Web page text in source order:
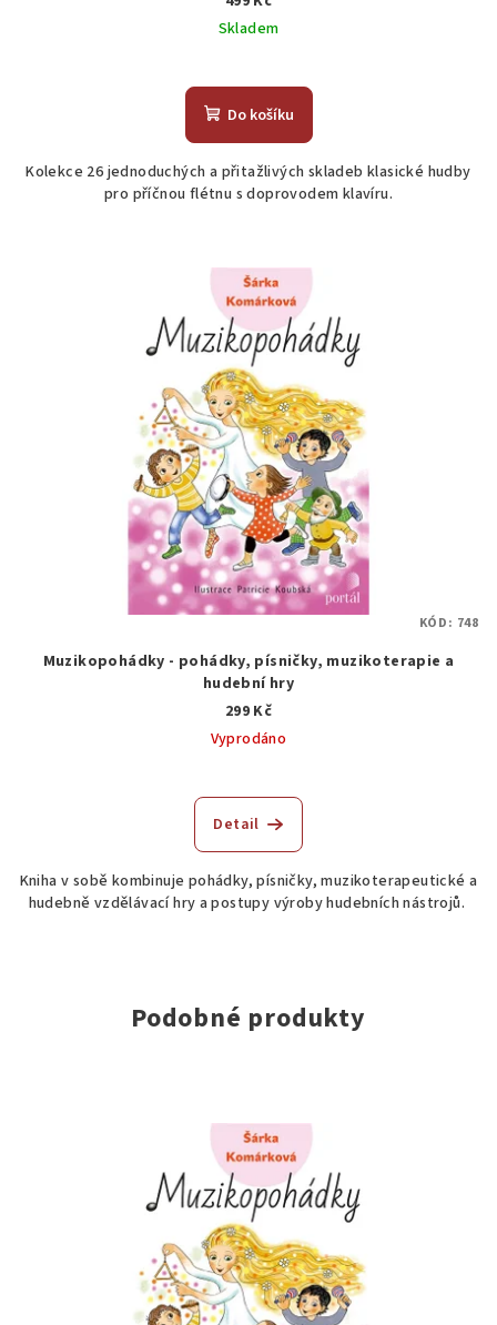
Skladem
Do košíku
Kolekce 26 jednoduchých a přitažlivých skladeb klasické hudby
pro příčnou flétnu s doprovodem klavíru.
Muzikopohádky - pohádky, písničky, muzikoterapie a
hudební hry
299 Kč
Vyprodáno
hodnocení
produktu
z
5
Detail
Kniha v sobě kombinuje pohádky, písničky, muzikoterapeutické a
hudebně vzdělávací hry a postupy výroby hudebních nástrojů.
KÓD: 748
Podobné produkty